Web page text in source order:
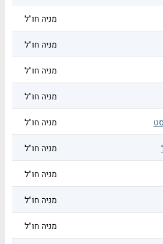
מניה חו"ל
מניה חו"ל
מניה חו"ל
מניה חו"ל
מניה חו"ל
מניה חו"ל
מניה חו"ל
מניה חו"ל
מניה חו"ל